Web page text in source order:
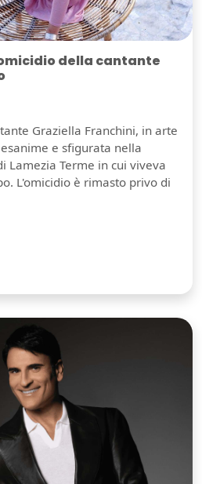
della cantante
Graziella Franchini, in arte
e sfigurata nella
Lamezia Terme in cui viveva
L'omicidio è rimasto privo di